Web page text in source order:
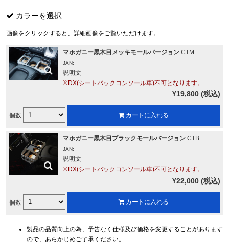
カラーを選択
画像をクリックすると、詳細画像をご覧いただけます。
マホガニー黒木目メッキモールバージョンCTM
JAN:
説明文
※DX(シートバックコンソール車)不可となります。
¥19,800 (税込)
個数 カートに入れる
マホガニー黒木目ブラックモールバージョンCTB
JAN:
説明文
※DX(シートバックコンソール車)不可となります。
¥22,000 (税込)
個数 カートに入れる
製品の品質向上の為、予告なく仕様及び価格を変更することがあります
ので、あらかじめご了承ください。